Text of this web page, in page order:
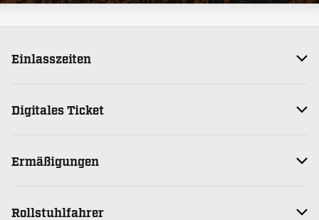
Einlasszeiten
Digitales Ticket
Ermäßigungen
Rollstuhlfahrer